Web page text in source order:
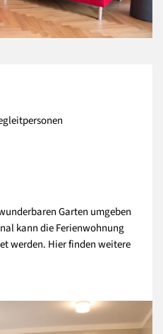
Garten umgeben
kann die Ferienwohnung
werden. Hier finden weitere